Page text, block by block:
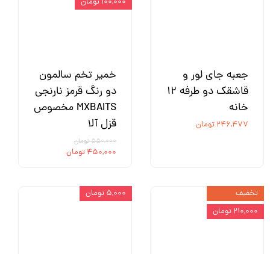
جعبه جای لور و
قاشقک دو طرفه ۱۲
خانه
۲۴۶,۴۷۷ تومان
خمیر تخم سالمون
دو رنگ قرمز نارنجی
MXBAITS مخصوص
قزل آلا
۵۵۰,۰۰۰ تومان
۴۵۰,۰۰۰ تومان
تخفیف
۲۱۰,۰۰۰ تومان
۵,۰۰۰ تومان